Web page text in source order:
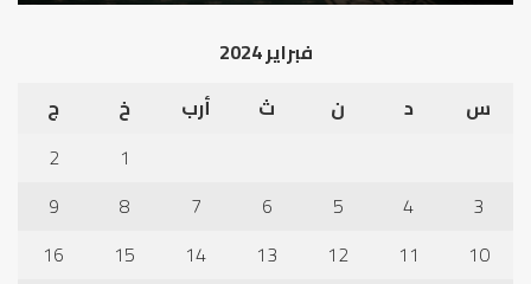
فبراير 2024
س
د ن ث أرب خ
ج
1
2
3
4
5
6
7
8
9
10
11
12
13
14
15
16